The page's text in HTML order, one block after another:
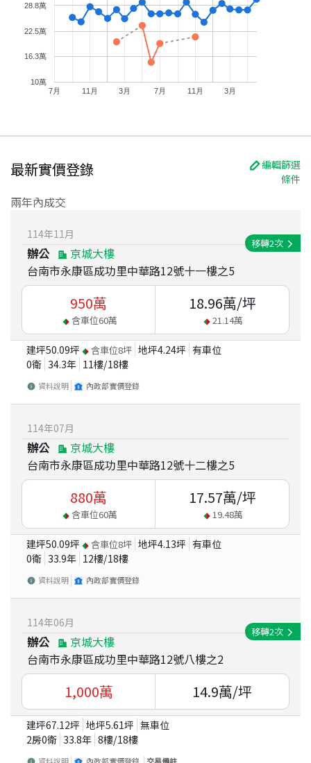
7月 11月 3月 7月 11月 3月
10萬
16.3萬
22.5萬
28.8萬
最新實價登錄
編輯篩選
條件
兩年內成交
114年11 月
辦公
京城大樓
台南市永康區成功里中華路12號十一樓之5
移轉2次
950萬
含車位60萬
18.96萬/坪
21.14萬
建坪50.09坪 含車位8坪 地坪4.24坪 有車位
0衛 34.3年 11樓/18樓
資料說明 內政部實價登錄
114年07月
辦公
京城大樓
台南市永康區成功里中華路12號十二樓之5
880萬
含車位60萬
17.57萬/坪
19.48萬
建坪50.09坪 含車位8坪 地坪4.13坪 有車位
0衛 33.9年 12樓/18樓
資料說明 內政部實價登錄
114年06月
辦公
京城大樓
台南市永康區成功里中華路12號八樓之2
移轉2次
1,000萬 14.9萬/坪
建坪67.12坪 地坪5.61坪 無車位
2房0衛 33.8年 8樓/18樓